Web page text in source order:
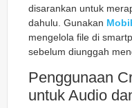
disarankan untuk
dahulu. Gunakan
mengelola file di
sebelum diunggah
Penggunaan
untuk Audio